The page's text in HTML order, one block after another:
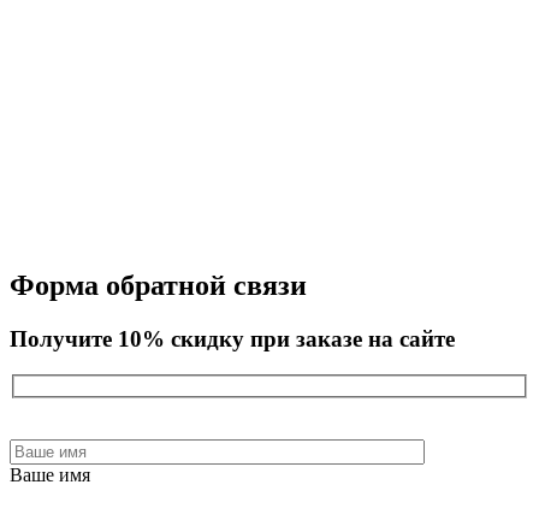
Форма обратной связи
Получите 10% скидку при заказе на сайте
Ваше имя